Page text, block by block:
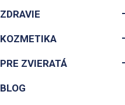
ZDRAVIE
KOZMETIKA
PRE ZVIERATÁ
BLOG